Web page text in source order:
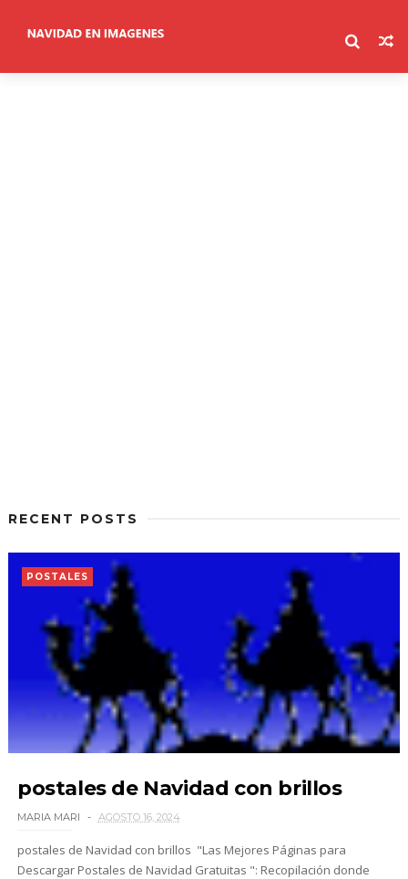
RECENT POSTS
POSTALES
postales de Navidad con brillos
MARIA MARI AGOSTO 16, 2024
postales de Navidad con brillos "Las Mejores Páginas para
Descargar Postales de Navidad Gratuitas ": Recopilación donde